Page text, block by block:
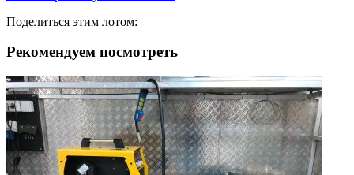
Поделиться этим лотом:
Рекомендуем посмотреть